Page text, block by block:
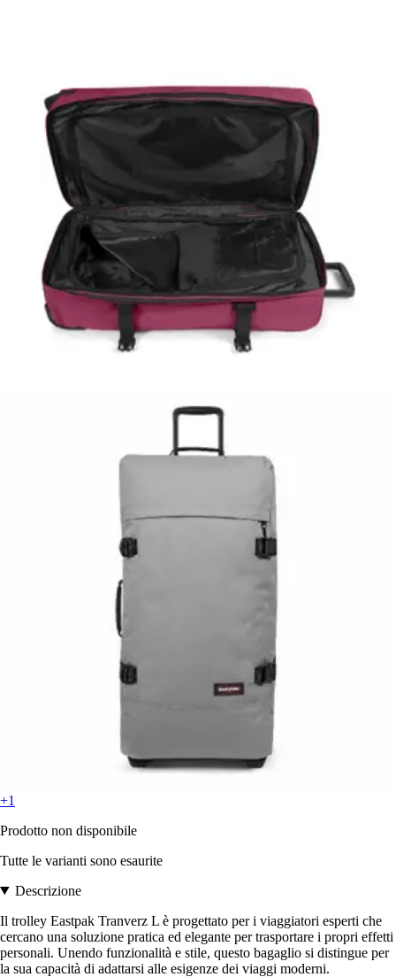
+1
Prodotto non disponibile
Tutte le varianti sono esaurite
Descrizione
Il trolley Eastpak Tranverz L è progettato per i viaggiatori esperti che
cercano una soluzione pratica ed elegante per trasportare i propri effetti
personali. Unendo funzionalità e stile, questo bagaglio si distingue per
la sua capacità di adattarsi alle esigenze dei viaggi moderni.